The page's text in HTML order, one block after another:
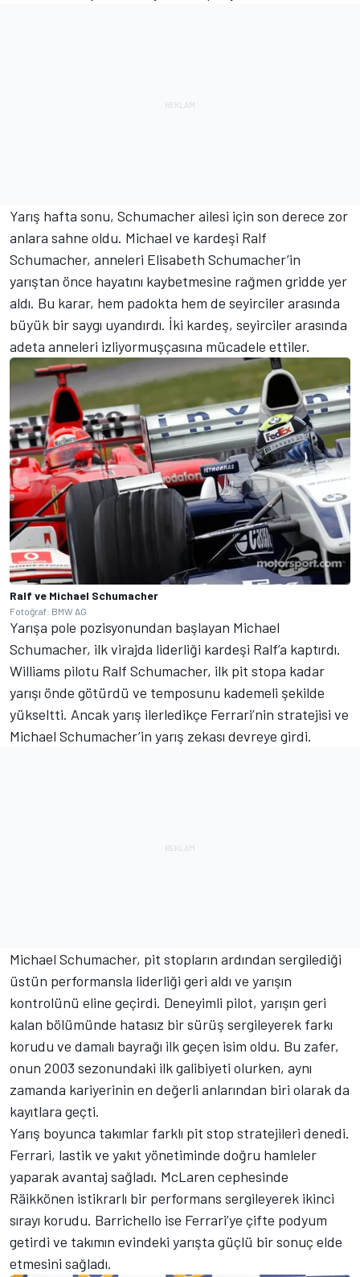
Yarış hafta sonu, Schumacher ailesi için son derece zor
anlara sahne oldu. Michael ve kardeşi Ralf
Schumacher, anneleri Elisabeth Schumacher’in
yarıştan önce hayatını kaybetmesine rağmen gridde yer
aldı. Bu karar, hem padokta hem de seyirciler arasında
büyük bir saygı uyandırdı. İki kardeş, seyirciler arasında
adeta anneleri izliyormuşçasına mücadele ettiler.
Ralf ve Michael Schumacher
Fotoğraf: BMW AG
Yarışa pole pozisyonundan başlayan Michael
Schumacher, ilk virajda liderliği kardeşi Ralf’a kaptırdı.
Williams pilotu Ralf Schumacher, ilk pit stopa kadar
yarışı önde götürdü ve temposunu kademeli şekilde
yükseltti. Ancak yarış ilerledikçe Ferrari’nin stratejisi ve
Michael Schumacher’in yarış zekası devreye girdi.
Michael Schumacher, pit stopların ardından sergilediği
üstün performansla liderliği geri aldı ve yarışın
kontrolünü eline geçirdi. Deneyimli pilot, yarışın geri
kalan bölümünde hatasız bir sürüş sergileyerek farkı
korudu ve damalı bayrağı ilk geçen isim oldu. Bu zafer,
onun 2003 sezonundaki ilk galibiyeti olurken, aynı
zamanda kariyerinin en değerli anlarından biri olarak da
kayıtlara geçti.
Yarış boyunca takımlar farklı pit stop stratejileri denedi.
Ferrari, lastik ve yakıt yönetiminde doğru hamleler
yaparak avantaj sağladı. McLaren cephesinde
Räikkönen istikrarlı bir performans sergileyerek ikinci
sırayı korudu. Barrichello ise Ferrari’ye çifte podyum
getirdi ve takımın evindeki yarışta güçlü bir sonuç elde
etmesini sağladı.